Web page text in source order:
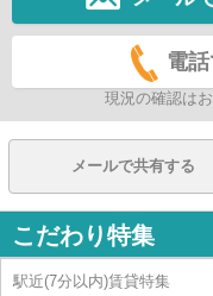
電
現況の確認は
メールで共有する
こだわり特集
駅近(7分以内)賃貸特集